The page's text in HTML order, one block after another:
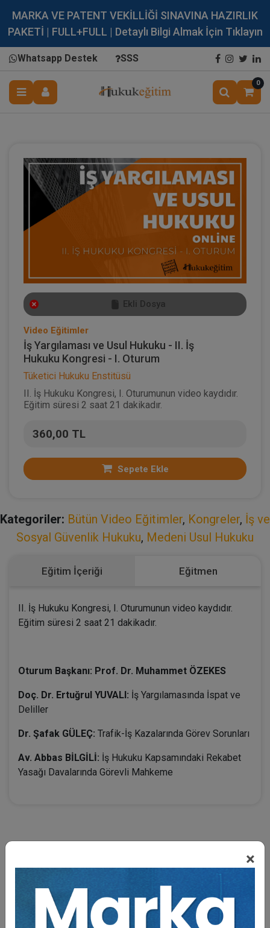
MARKA VE PATENT VEKİLLİĞİ SINAVINA HAZIRLIK
PAKETİ | FULL+FULL | Detaylı Bilgi Almak İçin Tıklayın
Whatsapp Destek SSS
0
×
Ekli Dosya
Video Eğitimler
İş Yargılaması ve Usul Hukuku - II. İş
Hukuku Kongresi - I. Oturum
Tüketici Hukuku Enstitüsü
II. İş Hukuku Kongresi, I. Oturumunun video kaydıdır.
Eğitim süresi 2 saat 21 dakikadır.
360,00 TL
Sepete Ekle
Kategoriler: Bütün Video Eğitimler, Kongreler, İş ve
Sosyal Güvenlik Hukuku, Medeni Usul Hukuku
Eğitim İçeriği Eğitmen
II. İş Hukuku Kongresi, I. Oturumunun video kaydıdır.
Eğitim süresi 2 saat 21 dakikadır.
Oturum Başkanı: Prof. Dr. Muhammet ÖZEKES
Doç. Dr. Ertuğrul YUVALI: İş Yargılamasında İspat ve
Deliller
Dr. Şafak GÜLEÇ: Trafik-İş Kazalarında Görev Sorunları
Av. Abbas BİLGİLİ: İş Hukuku Kapsamındaki Rekabet
Yasağı Davalarında Görevli Mahkeme
BENZER VIDEO EĞITIMLER
Video Eğitim Abonesi Ol: Sadece 5490 TL / Yıllık